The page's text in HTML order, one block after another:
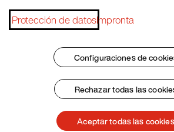
Pie de imprenta Condiciones generales
Protección de datosImpronta
Configuraciones de
Rechazar todas las
Aceptar todas las cookies